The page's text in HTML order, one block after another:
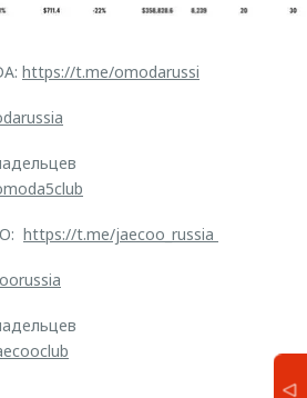
https://t.me/omodarussi
https://t.me/jaecoo_russia